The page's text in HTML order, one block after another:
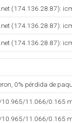
(174.136.28.87):
(174.136.28.87):
(174.136.28.87):
0% pérdida de
11.066/0.165
11.066/0.165